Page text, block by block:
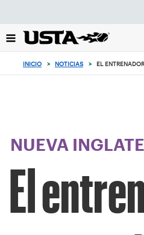
el
botón
INICIO > NOTICIAS > EL
NUEVA
El